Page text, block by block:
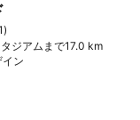
追加
ジアムまで17.0 km
ン